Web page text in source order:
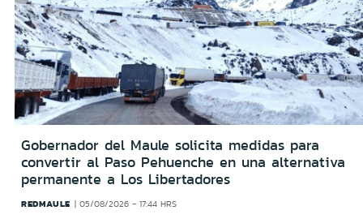
Gobernador del Maule solicita medidas para
convertir al Paso Pehuenche en una alternativa
permanente a Los Libertadores
REDMAULE 05/08/2026 - 17:44 HRS